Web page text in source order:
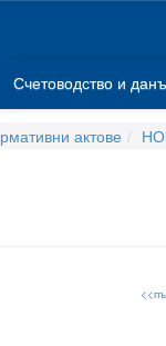
Счетоводство и
актове